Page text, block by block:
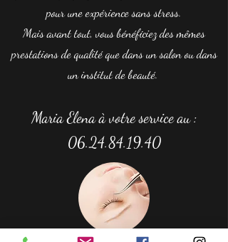
pour une expérience sans stress.
Mais avant tout, vous bénéficiez des mêmes
prestations de qualité que dans un salon ou dans
un institut de beauté.
Maria Elenaà votreservice au :
06.24.84.19.40